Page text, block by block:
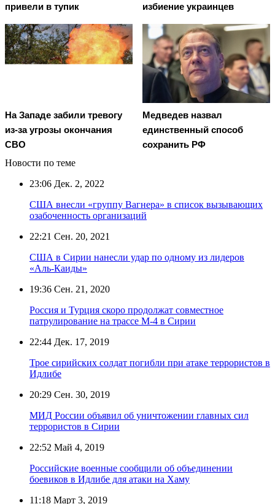
привели в тупик
избиение украинцев
На Западе забили тревогу
из-за угрозы окончания
СВО
Медведев назвал
единственный способ
сохранить РФ
Новости по теме
23:06 Дек. 2, 2022
США внесли «группу Вагнера» в список вызывающих
озабоченность организаций
22:21 Сен. 20, 2021
США в Сирии нанесли удар по одному из лидеров
«Аль-Каиды»
19:36 Сен. 21, 2020
Россия и Турция скоро продолжат совместное
патрулирование на трассе М-4 в Сирии
22:44 Дек. 17, 2019
Трое сирийских солдат погибли при атаке террористов в
Идлибе
20:29 Сен. 30, 2019
МИД России объявил об уничтожении главных сил
террористов в Сирии
22:52 Май 4, 2019
Российские военные сообщили об объединении
боевиков в Идлибе для атаки на Хаму
11:18 Март 3, 2019